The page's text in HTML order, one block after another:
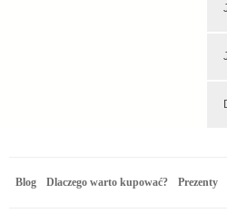
Blog Dlaczego warto kupować? Prezenty